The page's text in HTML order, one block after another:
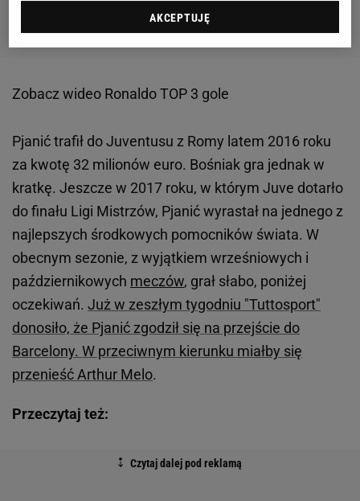
Zobacz wideo Ronaldo TOP 3 gole
Pjanić trafił do Juventusu z Romy latem 2016 roku
za kwotę 32 milionów euro. Bośniak gra jednak w
kratkę. Jeszcze w 2017 roku, w którym Juve dotarło
do finału Ligi Mistrzów, Pjanić wyrastał na jednego z
najlepszych środkowych pomocników świata. W
obecnym sezonie, z wyjątkiem wrześniowych i
październikowych meczów, grał słabo, poniżej
oczekiwań. Już w zeszłym tygodniu "Tuttosport"
donosiło, że Pjanić zgodził się na przejście do
Barcelony. W przeciwnym kierunku miałby się
przenieść Arthur Melo.
Przeczytaj też:
AKCEPTUJĘ